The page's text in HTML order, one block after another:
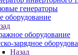
генераторы
оборудование
оборудование
зарядное
Назад